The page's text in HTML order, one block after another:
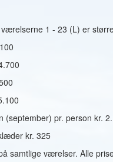
1 - 23 (L) er
(september) pr. person kr.
kr. 325
samtlige værelser. Alle